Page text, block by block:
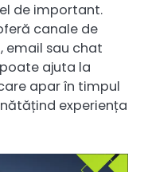
de important.
canale de
email sau chat
ajuta la
apar în timpul
experiența